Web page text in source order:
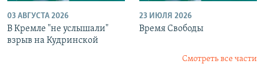
03 АВГУСТА 2026
В Кремле "не услышали"
взрыв на Кудринской
23 ИЮЛЯ 2026
Время Свободы
Смотреть все части